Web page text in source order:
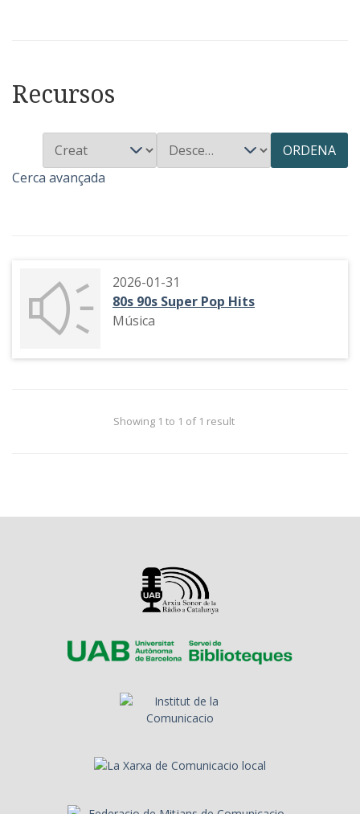
Recursos
ORDENA
Cerca avançada
2026-01-31
80s 90s Super Pop Hits
Música
Showing 1 to 1 of 1 result